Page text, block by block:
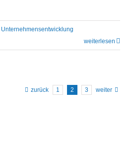
Unternehmens­entwicklung
weiter­lesen
zurück 1 2 3 weiter